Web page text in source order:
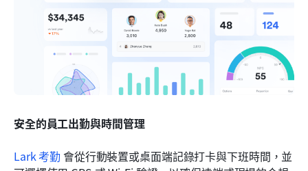
安全的員工出勤與時間管理
Lark 考勤 會從行動裝置或桌面端記錄打卡與下班時間，並